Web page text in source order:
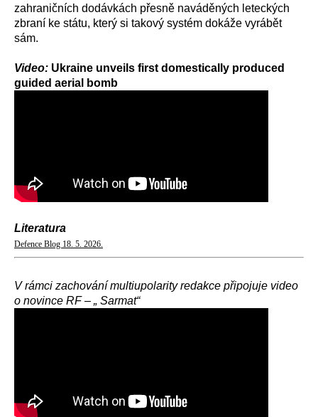
zahraničních dodávkách přesně naváděných leteckých
zbraní ke státu, který si takový systém dokáže vyrábět
sám.
Video: Ukraine unveils first domestically produced
guided aerial bomb
Literatura
Defence Blog 18. 5. 2026.
V rámci zachování multiupolarity redakce připojuje video
o novince RF – „ Sarmat“